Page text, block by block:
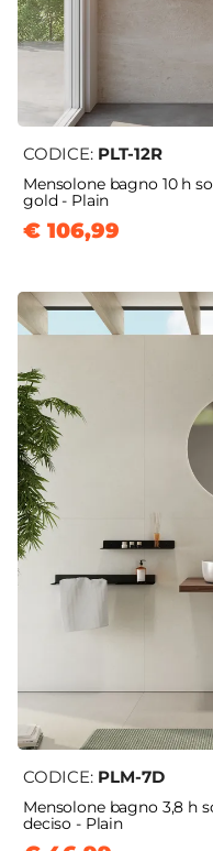
CODICE: PLT-12R
Mensolone bagno 10 h
gold - Plain
€ 106,99
CODICE: PLM-7D
Mensolone bagno 3,8 h
deciso - Plain